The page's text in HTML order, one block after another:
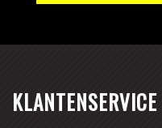
KLANTENSERVICE